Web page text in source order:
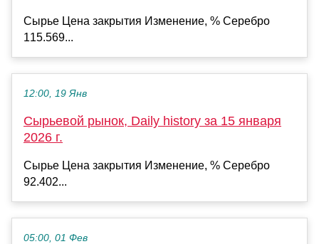
Сырье Цена закрытия Изменение, % Серебро
115.569...
12:00, 19 Янв
Сырьевой рынок, Daily history за 15 января
2026 г.
Сырье Цена закрытия Изменение, % Серебро
92.402...
05:00, 01 Фев